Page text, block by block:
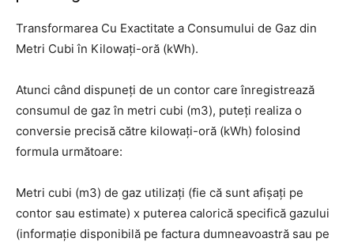
Transformarea Cu Exactitate a Consumului de Gaz din
Metri Cubi în Kilowați-oră (kWh).
Atunci când dispuneți de un contor care înregistrează
consumul de gaz în metri cubi (m3), puteți realiza o
conversie precisă către kilowați-oră (kWh) folosind
formula următoare:
Metri cubi (m3) de gaz utilizați (fie că sunt afișați pe
contor sau estimate) x puterea calorică specifică gazului
(informație disponibilă pe factura dumneavoastră sau pe